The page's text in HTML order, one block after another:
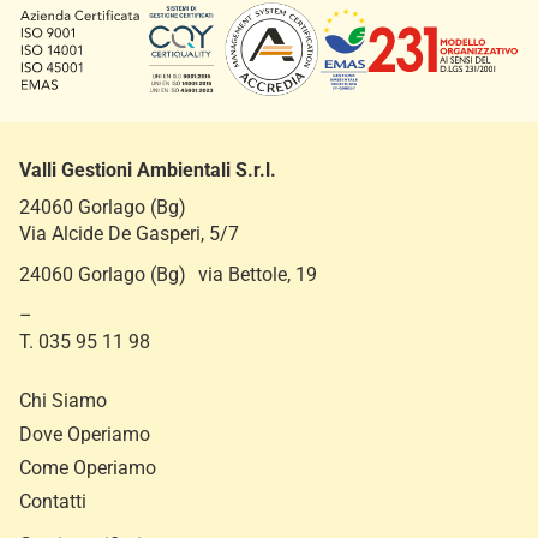
l
i
c
y
Valli Gestioni Ambientali S.r.l.
24060 Gorlago (Bg)
Via Alcide De Gasperi, 5/7
24060 Gorlago (Bg) via Bettole, 19
–
T. 035 95 11 98
Chi Siamo
Dove Operiamo
Come Operiamo
Contatti